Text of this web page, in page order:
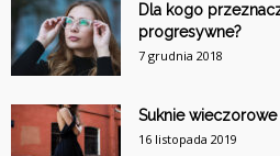
Dla kogo
progresywne?
7 grudnia 2018
Suknie wieczorowe
16 listopada 2019